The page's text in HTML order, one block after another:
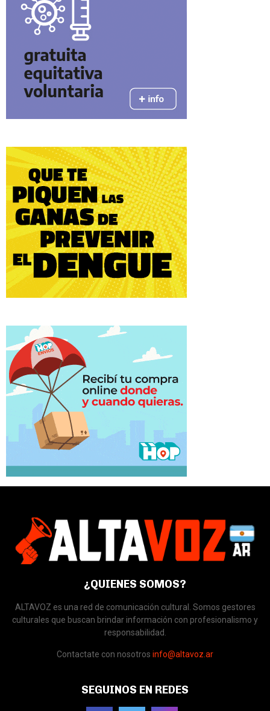
¿QUIENES SOMOS?
ALTAVOZ es una red de comunicación cultural. Somos gestores
culturales que buscan brindar información con profesionalismo y
responsabilidad.
Contactate con nosotros info@altavoz.ar
SEGUINOS EN REDES